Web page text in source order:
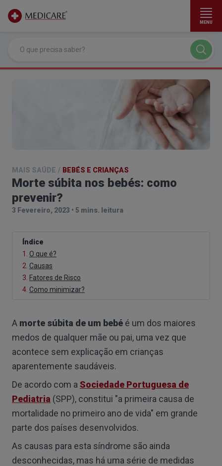
MENU
MAIS SAÚDE / BEBÉS E CRIANÇAS
Morte súbita nos bebés: como
prevenir?
3 Fevereiro, 2023 • 5 mins. leitura
Índice
1. O que é?
2. Causas
3. Fatores de Risco
4. Como minimizar?
A morte súbita de um bebé é um dos maiores
medos de qualquer mãe ou pai, uma vez que
acontece sem explicação em crianças
aparentemente saudáveis.
De acordo com a Sociedade Portuguesa de
Pediatria (SPP), constitui "a primeira causa de
mortalidade no primeiro ano de vida" em grande
parte dos países desenvolvidos.
As causas para esta síndrome são ainda
desconhecidas, mas há uma série de medidas